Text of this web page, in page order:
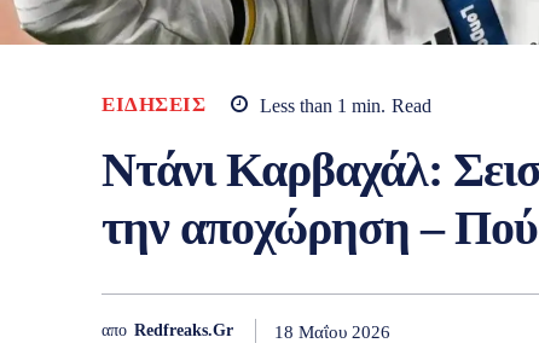
ΕΙΔΉΣΕΙΣ Less than 1 min. Read
Ντάνι Καρβαχάλ:
την αποχώρηση – Πού
απο Redfreaks.gr 18 Μαΐου 2026